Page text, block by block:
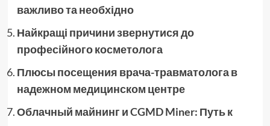
важливо та необхідно
Найкращі причини звернутися до
професійного косметолога
Плюсы посещения врача-травматолога в
надежном медицинском центре
Облачный майнинг и CGMD Miner: Путь к